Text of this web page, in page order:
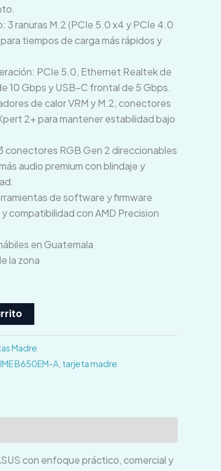
3 ranuras M.2 (PCIe 5.0 x4 y PCIe 4.0
tiempos de carga más rápidos y
PCIe 5.0, Ethernet Realtek de
10 Gbps y USB-C frontal de 5 Gbps.
de calor VRM y M.2, conectores
2+ para mantener estabilidad bajo
conectores RGB Gen 2 direccionables
audio premium con blindaje y
de software y firmware
compatibilidad con AMD Precision
en Guatemala
la zona
Madre
B650EM-A tarjeta madre
con enfoque práctico, comercial y